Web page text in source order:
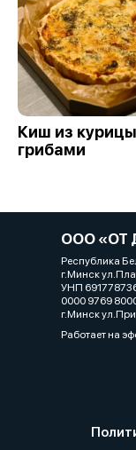
Киш из
грибами
ООО «ОТ
Республика
г.Минск
УНП 691778736
0000 9769
г.Минск
Работает на